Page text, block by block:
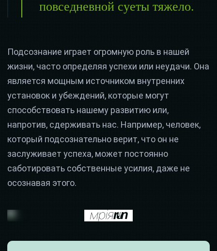
повседневной суеты тяжело.
Подсознание играет огромную роль в нашей
жизни, часто определяя успехи или неудачи. Она
является мощным источником внутренних
установок и убеждений, которые могут
способствовать нашему развитию или,
напротив, сдерживать нас. Например, человек,
который подсознательно верит, что он не
заслуживает успеха, может постоянно
саботировать собственные усилия, даже не
осознавая этого.